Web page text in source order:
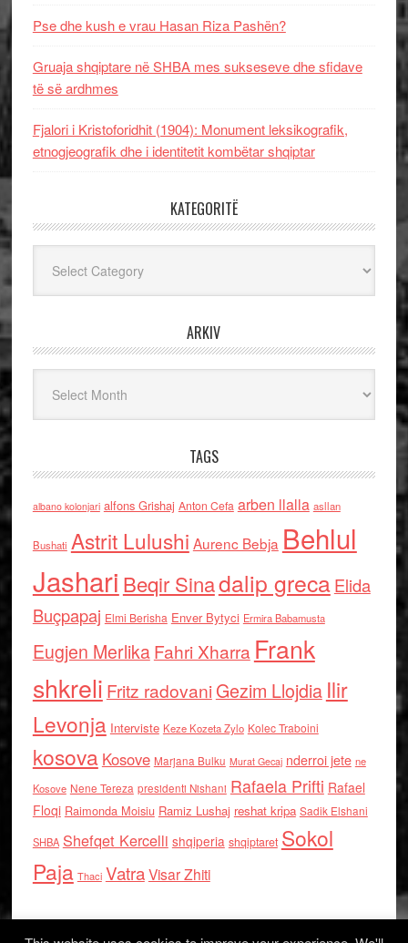
Pse dhe kush e vrau Hasan Riza Pashën?
Gruaja shqiptare në SHBA mes sukseseve dhe sfidave
të së ardhmes
Fjalori i Kristoforidhit (1904): Monument leksikografik,
etnogjeografik dhe i identitetit kombëtar shqiptar
KATEGORITË
ARKIV
TAGS
albano kolonjari alfons Grishaj Anton Cefa arben llalla asllan
Bushati Astrit Lulushi Aurenc Bebja Behlul
Jashari Beqir Sinadalip grecaElida
Buçpapaj Elmi Berisha Enver Bytyci Ermira Babamusta
Eugjen MerlikaFahri Xharra Frank
shkreli Fritz radovaniGezim Llojdia Ilir
Levonja Interviste Keze Kozeta Zylo Kolec Traboini
kosova Kosove Marjana Bulku Murat Gecaj nderroi jete ne
Kosove Nene Tereza presidenti Nishani Rafaela Prifti Rafael
Floqi Raimonda Moisiu Ramiz Lushaj reshat kripa Sadik Elshani
SHBA Shefqet Kercelli shqiperia shqiptaret Sokol
Paja Thaci VatraVisar Zhiti